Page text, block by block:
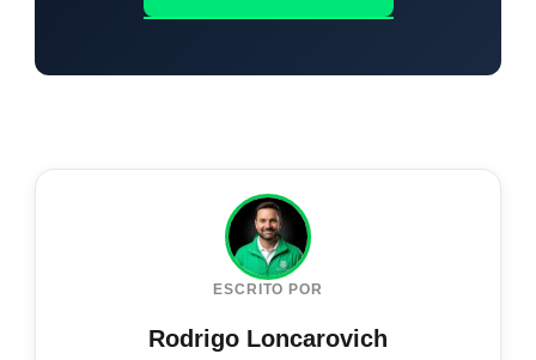
ESCRITO POR
Rodrigo Loncarovich